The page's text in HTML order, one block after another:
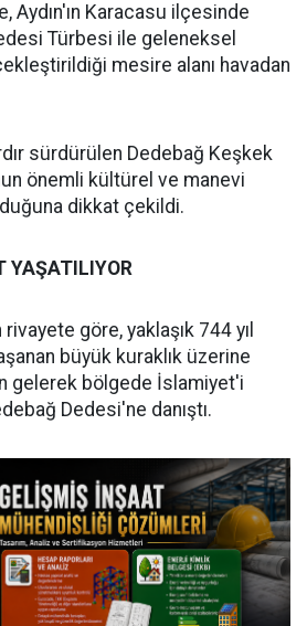
Aydın'ın Karacasu ilçesinde
Türbesi ile geleneksel
mesire alanı havadan
sürdürülen Dedebağ Keşkek
önemli kültürel ve manevi
dikkat çekildi.
YAŞATILIYOR
rivayete göre, yaklaşık 744 yıl
büyük kuraklık üzerine
gelerek bölgede İslamiyet'i
Dedesi'ne danıştı.